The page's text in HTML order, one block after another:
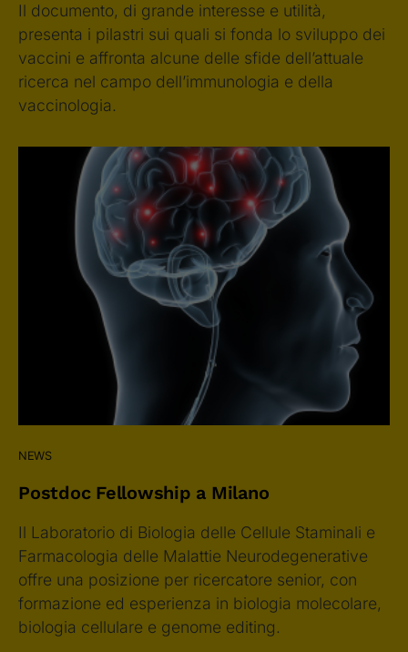
Il documento, di grande interesse e utilità,
presenta i pilastri sui quali si fonda lo sviluppo dei
vaccini e affronta alcune delle sfide dell’attuale
ricerca nel campo dell’immunologia e della
vaccinologia.
NEWS
Postdoc Fellowship a Milano
Il Laboratorio di Biologia delle Cellule Staminali e
Farmacologia delle Malattie Neurodegenerative
offre una posizione per ricercatore senior, con
formazione ed esperienza in biologia molecolare,
biologia cellulare e genome editing.